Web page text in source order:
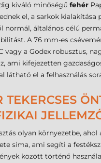
kiváló minőségű fehér
el, a sarkok kialakítása
normál, általános célú
A 76 mm-es
vagy a Godex robusztus,
ami kifejezetten
látható el a felhasználás
TEKERCSES
olyan környezetbe,
sima, ami segíti a
között történő